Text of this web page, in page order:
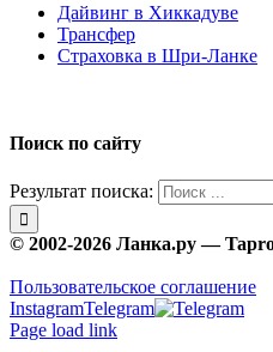
Дайвинг в Хиккадуве
Трансфер
Страховка в Шри-Ланке
Поиск по сайту
Результат поиска:
© 2002-2026 Ланка.ру —
Пользовательское соглашение
InstagramTelegram
Page load link